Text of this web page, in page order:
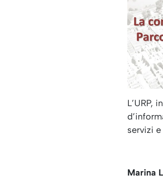
L’URP,
servizi
Marina